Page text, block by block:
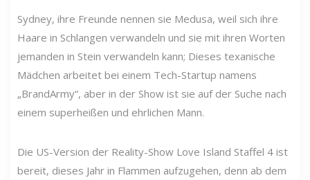
Sydney, ihre Freunde nennen sie Medusa, weil sich ihre
Haare in Schlangen verwandeln und sie mit ihren Worten
jemanden in Stein verwandeln kann; Dieses texanische
Mädchen arbeitet bei einem Tech-Startup namens
„BrandArmy“, aber in der Show ist sie auf der Suche nach
einem superheißen und ehrlichen Mann.
Die US-Version der Reality-Show Love Island Staffel 4 ist
bereit, dieses Jahr in Flammen aufzugehen, denn ab dem